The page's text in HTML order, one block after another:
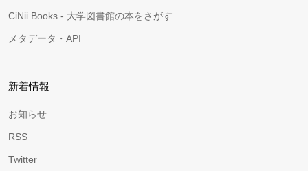
CiNii Books - 大学図書館の本をさがす
メタデータ・API
新着情報
お知らせ
RSS
Twitter